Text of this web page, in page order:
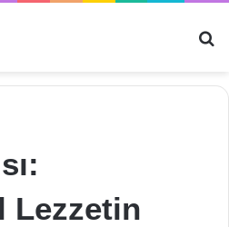
Lezzetin